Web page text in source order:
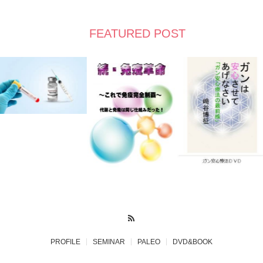
FEATURED POST
PROFILE SEMINAR PALEO DVD&BOOK